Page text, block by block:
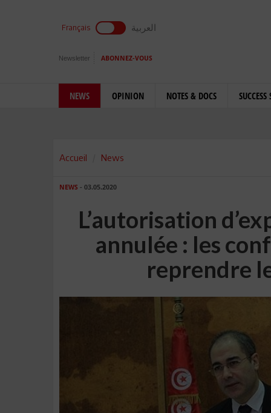
Français العربية
Newsletter ABONNEZ-VOUS
NEWS OPINION NOTES & DOCS SUCCESS
Accueil News
NEWS - 03.05.2020
L’autorisation
annulée : les
reprendre